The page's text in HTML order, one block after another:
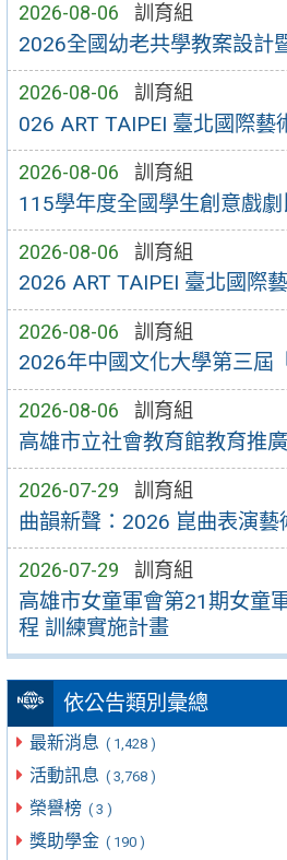
2026-08-06 訓育組
2026全國幼老共學教案設計
2026-08-06 訓育組
026 ART TAIPEI 臺北國際藝
2026-08-06 訓育組
115學年度全國學生創意戲
2026-08-06 訓育組
2026 ART TAIPEI 臺北國際
2026-08-06 訓育組
2026年中國文化大學第三屆
2026-08-06 訓育組
高雄市立社會教育館教育推
2026-07-29 訓育組
曲韻新聲：2026 崑曲表演藝
2026-07-29 訓育組
高雄市女童軍會第21期女童
程 訓練實施計畫
依公告類別彙總
最新消息 ( 1,428 )
活動訊息 ( 3,768 )
榮譽榜 ( 3 )
獎助學金 ( 190 )